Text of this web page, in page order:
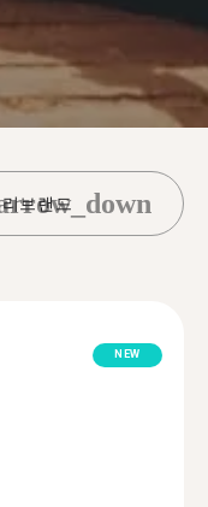
브랜드
NEW